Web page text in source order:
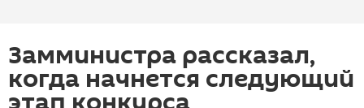
Замминистра рассказал,
когда начнется следующий